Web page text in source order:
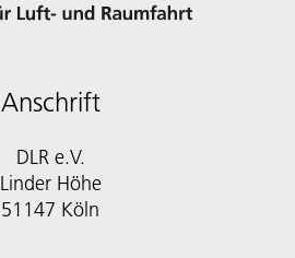
Anschrift
DLR e.V.
Linder Höhe
51147 Köln